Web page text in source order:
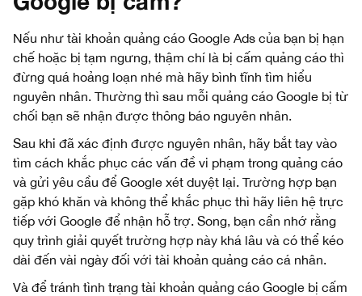
Nếu như tài khoản quảng cáo Google Ads của bạn bị hạn
chế hoặc bị tạm ngưng, thậm chí là bị cấm quảng cáo thì
đừng quá hoảng loạn nhé mà hãy bình tĩnh tìm hiểu
nguyên nhân. Thường thì sau mỗi quảng cáo Google bị từ
chối bạn sẽ nhận được thông báo nguyên nhân.
Sau khi đã xác định được nguyên nhân, hãy bắt tay vào
tìm cách khắc phục các vấn đề vi phạm trong quảng cáo
và gửi yêu cầu để Google xét duyệt lại. Trường hợp bạn
gặp khó khăn và không thể khắc phục thì hãy liên hệ trực
tiếp với Google để nhận hỗ trợ. Song, bạn cần nhớ rằng
quy trình giải quyết trường hợp này khá lâu và có thể kéo
dài đến vài ngày đối với tài khoản quảng cáo cá nhân.
Và để tránh tình trạng tài khoản quảng cáo Google bị cấm